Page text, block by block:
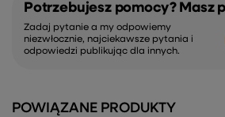
Potrzebujesz pomocy? Masz
Zadaj pytanie a my odpowiemy
niezwłocznie, najciekawsze pytania i
odpowiedzi publikując dla innych.
POWIĄZANE PRODUKTY